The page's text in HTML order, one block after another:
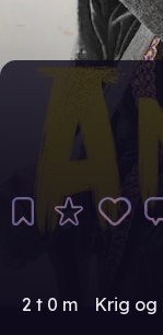
2 t 0 m Krig